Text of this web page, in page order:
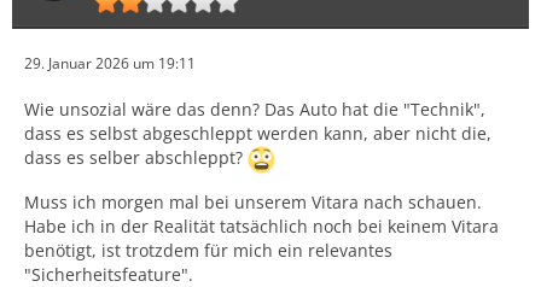
29. Januar 2026 um 19:11
Wie unsozial wäre das denn? Das Auto hat die "Technik",
dass es selbst abgeschleppt werden kann, aber nicht die,
dass es selber abschleppt?
Muss ich morgen mal bei unserem Vitara nach schauen.
Habe ich in der Realität tatsächlich noch bei keinem Vitara
benötigt, ist trotzdem für mich ein relevantes
"Sicherheitsfeature".